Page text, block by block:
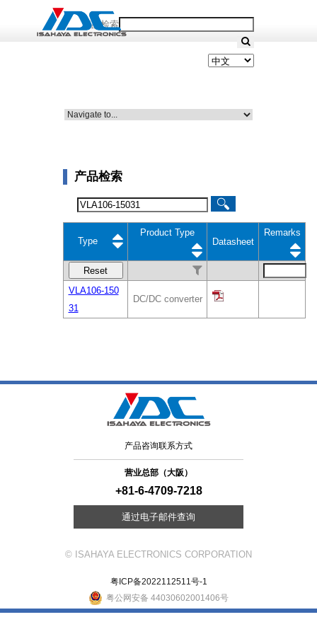
产品检索
产品检索
Type
Product Type
Datasheet
Remarks
Reset
VLA106-150
31
DC/DC converter
产品咨询联系方式
营业总部（大阪）
+81-6-4709-7218
通过电子邮件查询
© ISAHAYA ELECTRONICS CORPORATION
粤ICP备2022112511号-1
粤公网安备 44030602001406号